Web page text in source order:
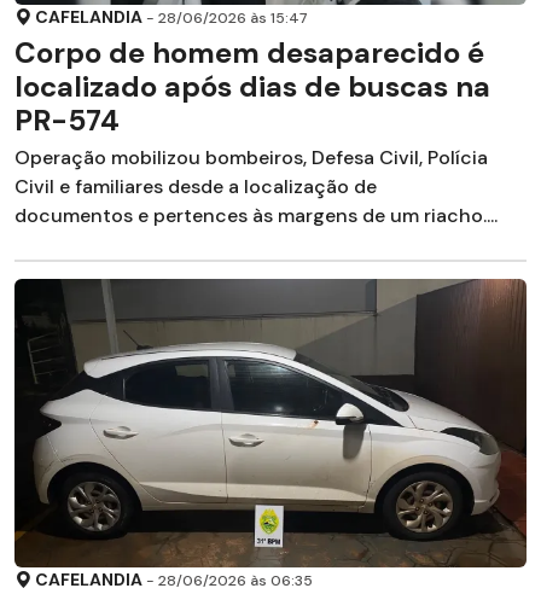
CAFELANDIA - 28/06/2026 às 15:47
Corpo de homem desaparecido é
localizado após dias de buscas na
PR-574
Operação mobilizou bombeiros, Defesa Civil, Polícia
Civil e familiares desde a localização de
documentos e pertences às margens de um riacho....
CAFELANDIA - 28/06/2026 às 06:35